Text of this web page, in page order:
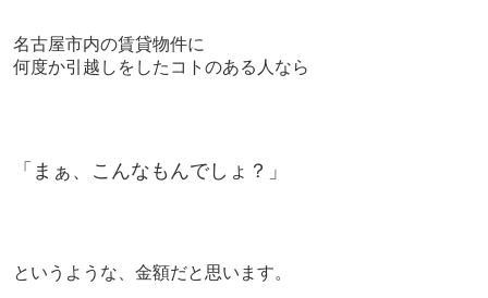
名古屋市内の賃貸物件に
何度か引越しをしたコトのある人なら
「まぁ、こんなもんでしょ？ 」
というような、金額だと思います。